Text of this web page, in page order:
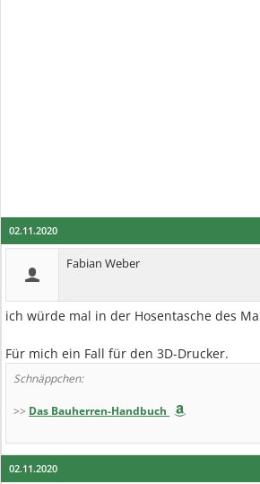
02.11.2020
Fabian Weber
ich würde mal in der Hosentasche des
Für mich ein Fall für den 3D-Drucker.
Schnäppchen:
>> Das Bauherren-Handbuch
02.11.2020